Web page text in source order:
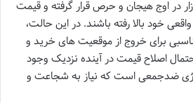
در اوج هیجان و حرص قرار گرفته و قیمت
خود بالا رفته باشند. در این حالت،
برای خروج از موقعیت های خرید و
اصلاح قیمت در آینده نزدیک وجود
ضدجمعی است که نیاز به شجاعت و